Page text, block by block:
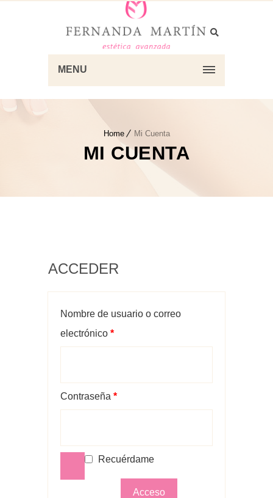
MENU
Home Mi Cuenta
MI CUENTA
ACCEDER
Nombre de usuario o correo
electrónico *Obligatorio
Contraseña *Obligatorio
Recuérdame
Acceso